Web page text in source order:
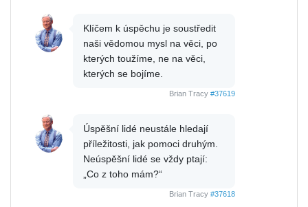
Klíčem k úspěchu je soustředit
naši vědomou mysl na věci, po
kterých toužíme, ne na věci,
kterých se bojíme.
Brian Tracy #37619
Úspěšní lidé neustále hledají
příležitosti, jak pomoci druhým.
Neúspěšní lidé se vždy ptají:
„Co z toho mám?“
Brian Tracy #37618